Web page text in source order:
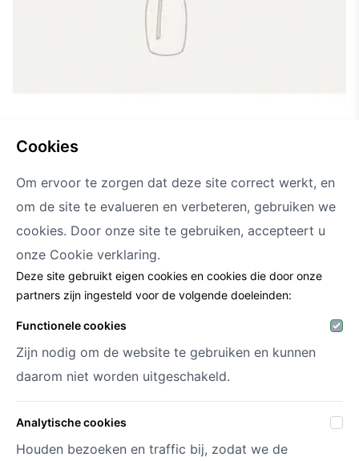
leaf brightener spray 300ml kunstplanten
Decofora
Haenhoutstraat 147
9070 Destelbergen
info@decofora.com
Mijn account
cookies
Om ervoor te zorgen dat deze site correct werkt, en
om de site te evalueren en verbeteren, gebruiken we
cookies. Door onze site te gebruiken, accepteert u
onze Cookie verklaring.
Deze site gebruikt eigen cookies en cookies die door onze
partners zijn ingesteld voor de volgende doeleinden:
Functionele cookies
Zijn nodig om de website te gebruiken en kunnen
daarom niet worden uitgeschakeld.
Analytische cookies
Houden bezoeken en traffic bij, zodat we de